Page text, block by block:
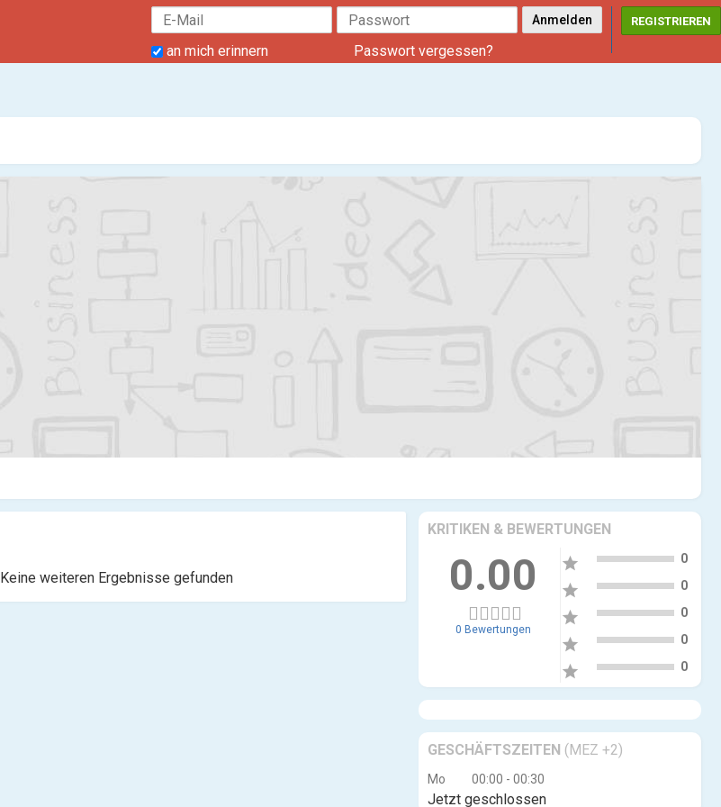
an mich erinnern Passwort vergessen?
REGISTRIEREN
KRITIKEN & BEWERTUNGEN
0.00
0 Bewertungen
star 0
star 0
star 0
star 0
star 0
GESCHÄFTSZEITEN (MEZ +2)
Mo 00:00 - 00:30
Jetzt geschlossen
Keine weiteren Ergebnisse gefunden